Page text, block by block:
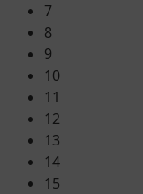
7
8
9
10
11
12
13
14
15